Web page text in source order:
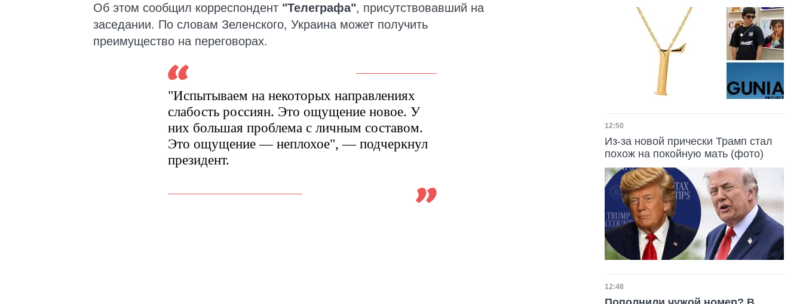
Об этом сообщил корреспондент "Телеграфа", присутствовавший на
заседании. По словам Зеленского, Украина может получить
преимущество на переговорах.
"Испытываем на некоторых направлениях
слабость россиян. Это ощущение новое. У
них большая проблема с личным составом.
Это ощущение — неплохое", — подчеркнул
президент.
Дата публикации
12:50
Из-за новой прически Трамп стал
похож на покойную мать (фото)
Дата публикации
12:48